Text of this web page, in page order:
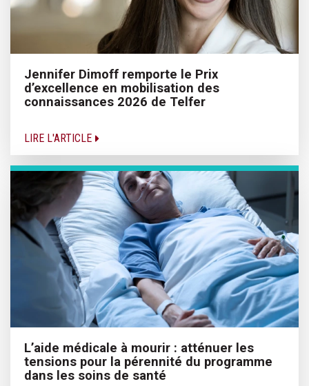
Jennifer Dimoff remporte le Prix
d’excellence en mobilisation des
connaissances 2026 de Telfer
LIRE L'ARTICLE
L’aide médicale à mourir : atténuer les
tensions pour la pérennité du programme
dans les soins de santé